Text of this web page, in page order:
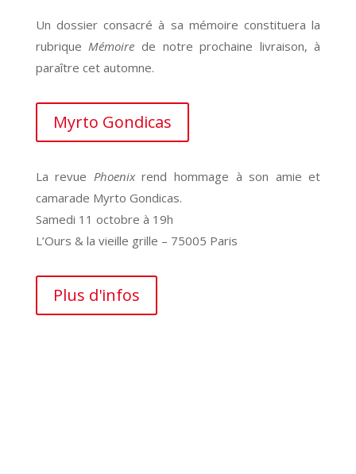
Un dossier consacré à sa mémoire constituera la
rubrique Mémoire de notre prochaine livraison, à
paraître cet automne.
Myrto Gondicas
La revue Phoenixrend hommage à son amie et
camarade Myrto Gondicas.
Samedi 11 octobre à 19h
L’Ours & la vieille grille – 75005 Paris
Plus d'infos